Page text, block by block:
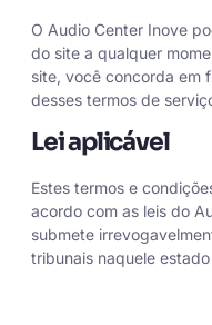
O Audio Center Inove
do site a qualquer
site, você concorda em
desses termos de
Lei aplicável
Estes termos e
acordo com as leis do
submete
tribunais naquele